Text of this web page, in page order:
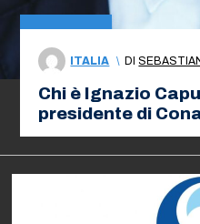
ITALIA \ DI
Chi è Ignazio
presidente di